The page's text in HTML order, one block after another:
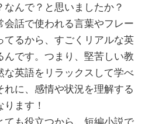
んで？と思いましたか？
会話で使われる言葉やフレー
てるから、すごくリアルな英
んです。つまり、堅苦しい教
な英語をリラックスして学べ
れに、感情や状況を理解する
ります！